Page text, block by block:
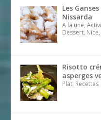
Les
Nissarda
A la une,
Dessert,
Risotto
asperges
Plat, Recettes